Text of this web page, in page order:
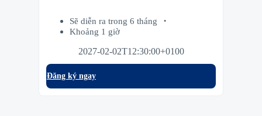
Sẽ diễn ra trong 6 tháng
Khoảng 1 giờ
2027-02-02T12:30:00+0100
Đăng ký ngay